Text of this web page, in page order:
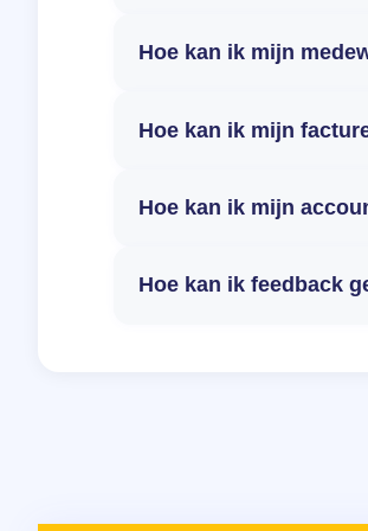
Hoe kan ik mijn
Hoe kan ik mijn
Hoe kan ik mijn
Hoe kan ik feedback